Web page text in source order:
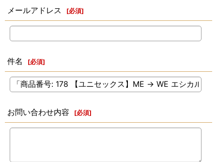
メールアドレス [必須]
件名 [必須]
お問い合わせ内容 [必須]